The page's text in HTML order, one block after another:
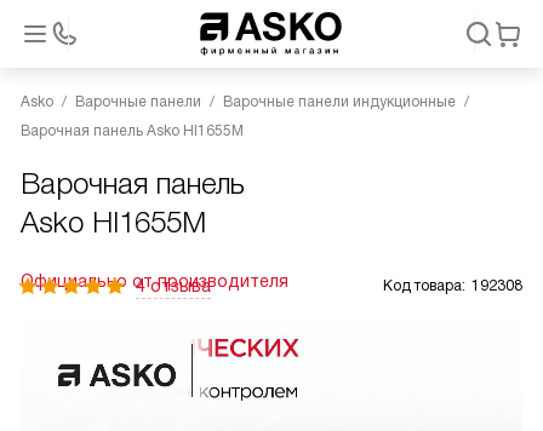
Asko Варочные панели
Варочные панели индукционные
Варочная панель Asko HI1655M
Варочная панель
Asko HI1655M
Официально от производителя
4 отзыва Код товара: 192308